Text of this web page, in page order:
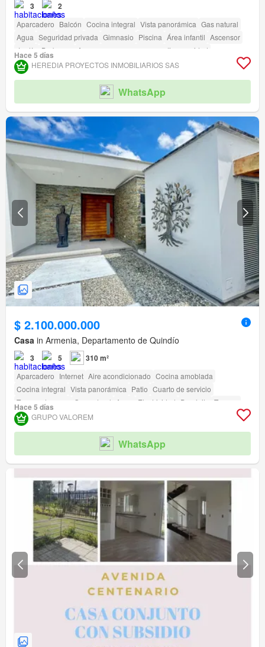
3 2
Aparcadero Balcón Cocina integral Vista panorámica Gas natural
Agua Seguridad privada Gimnasio Piscina Área infantil Ascensor
Jardín
Barbecue
Acceso para personas con discapacidad
Cancha de tenis
Hace 5 días
HEREDIA PROYECTOS INMOBILIARIOS SAS
WhatsApp
$ 2.100.000.000
Casa in Armenia, Departamento de Quindío
3 5 310 m²
Aparcadero Internet Aire acondicionado Cocina amoblada
Cocina integral Vista panorámica Patio Cuarto de servicio
Tanque de agua
Gas natural Agua Electricidad Depósito
Terraza
amenity_wi_fi Seguridad privada
Caseta de vigilancia
Hace 5 días
GRUPO VALOREM
WhatsApp